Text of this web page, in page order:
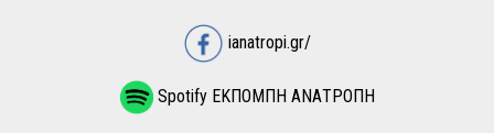
ianatropi.gr/
Spotify ΕΚΠΟΜΠΗ ΑΝΑΤΡΟΠΗ